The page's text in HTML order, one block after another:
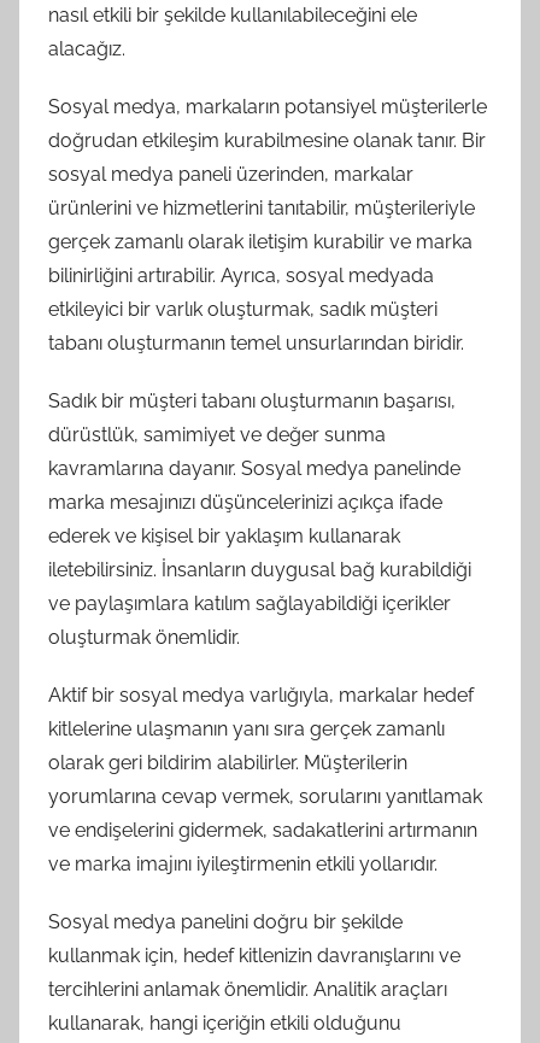
nasıl etkili bir şekilde kullanılabileceğini ele
alacağız.
Sosyal medya, markaların potansiyel müşterilerle
doğrudan etkileşim kurabilmesine olanak tanır. Bir
sosyal medya paneli üzerinden, markalar
ürünlerini ve hizmetlerini tanıtabilir, müşterileriyle
gerçek zamanlı olarak iletişim kurabilir ve marka
bilinirliğini artırabilir. Ayrıca, sosyal medyada
etkileyici bir varlık oluşturmak, sadık müşteri
tabanı oluşturmanın temel unsurlarından biridir.
Sadık bir müşteri tabanı oluşturmanın başarısı,
dürüstlük, samimiyet ve değer sunma
kavramlarına dayanır. Sosyal medya panelinde
marka mesajınızı düşüncelerinizi açıkça ifade
ederek ve kişisel bir yaklaşım kullanarak
iletebilirsiniz. İnsanların duygusal bağ kurabildiği
ve paylaşımlara katılım sağlayabildiği içerikler
oluşturmak önemlidir.
Aktif bir sosyal medya varlığıyla, markalar hedef
kitlelerine ulaşmanın yanı sıra gerçek zamanlı
olarak geri bildirim alabilirler. Müşterilerin
yorumlarına cevap vermek, sorularını yanıtlamak
ve endişelerini gidermek, sadakatlerini artırmanın
ve marka imajını iyileştirmenin etkili yollarıdır.
Sosyal medya panelini doğru bir şekilde
kullanmak için, hedef kitlenizin davranışlarını ve
tercihlerini anlamak önemlidir. Analitik araçları
kullanarak, hangi içeriğin etkili olduğunu